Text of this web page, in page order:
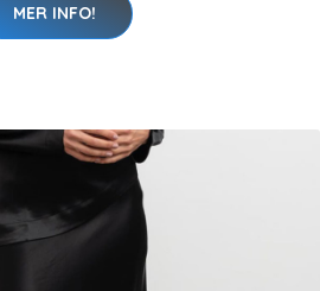
MER INFO!